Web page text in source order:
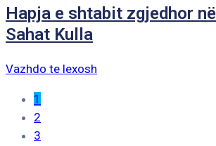
Hapja e shtabit zgjedhor
Sahat Kulla
Vazhdo te lexosh
1
2
3